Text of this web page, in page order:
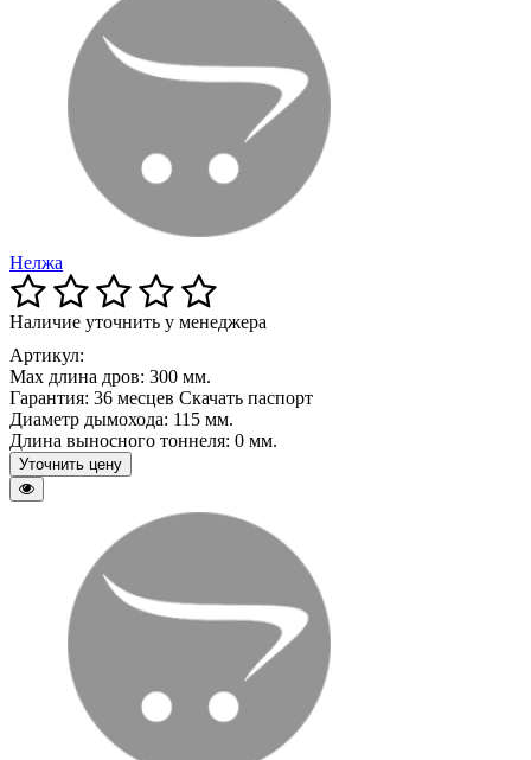
Нелжа
Наличие уточнить у менеджера
Артикул:
Max длина дров: 300 мм.
Гарантия: 36 месцев Скачать паспорт
Диаметр дымохода: 115 мм.
Длина выносного тоннеля: 0 мм.
Уточнить цену